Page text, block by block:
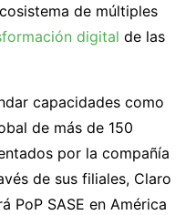
de múltiples
digital de las
capacidades como
de más de 150
por la compañía
de sus filiales, Claro
PoP SASE en América